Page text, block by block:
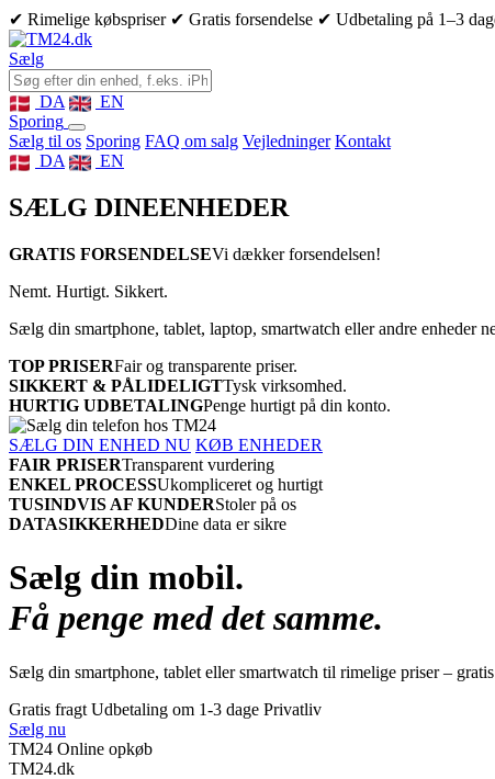
✔ Rimelige købspriser ✔ Gratis forsendelse ✔ Udbetaling på 1–3
Sælg
DA
EN
Sporing
Sælg til os Sporing FAQ om salg Vejledninger Kontakt
DA
EN
SÆLG DINEENHEDER
GRATIS FORSENDELSEVi dækker forsendelsen!
Nemt. Hurtigt. Sikkert.
Sælg din smartphone, tablet, laptop, smartwatch eller andre enheder
TOP PRISERFair og transparente priser.
SIKKERT & PÅLIDELIGTTysk virksomhed.
HURTIG UDBETALINGPenge hurtigt på din konto.
SÆLG DIN ENHED NU KØB ENHEDER
FAIR PRISERTransparent vurdering
ENKEL PROCESSUkompliceret og hurtigt
TUSINDVIS AF KUNDERStoler på os
DATASIKKERHEDDine data er sikre
Sælg din mobil.
Få penge med det samme.
Sælg din smartphone, tablet eller smartwatch til rimelige priser –
Gratis fragt Udbetaling om 1-3 dage Privatliv
Sælg nu
TM24 Online opkøb
TM24.dk